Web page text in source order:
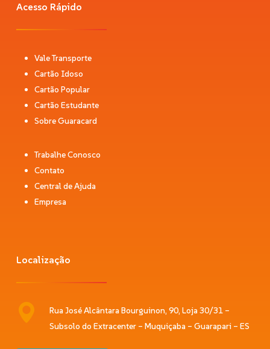
Acesso Rápido
Vale Transporte
Cartão Idoso
Cartão Popular
Cartão Estudante
Sobre Guaracard
Trabalhe Conosco
Contato
Central de Ajuda
Empresa
Localização
Rua José Alcântara Bourguinon, 90, Loja 30/31 –
Subsolo do Extracenter – Muquiçaba – Guarapari – ES